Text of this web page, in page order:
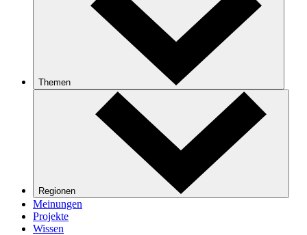
Themen
Regionen
Meinungen
Projekte
Wissen